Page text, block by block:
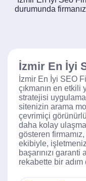
durumunda
İzmir En İyi
İzmir En İyi SEO
çıkmanın en
stratejisi
sitenizin arama
çevrimiçi
daha kolay
gösteren
ekibiyle,
başarınızı
rekabette bir adım